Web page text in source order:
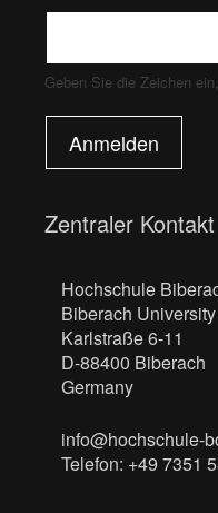
Geben Sie die Zeichen
Anmelden
Zentraler Kontakt
Hochschule
Biberach
Karlstraße 6-11
D-88400 Biberach
Germany
info@hochschule-
Telefon: +49 7351